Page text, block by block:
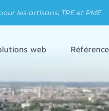
les artisans, TPE et PME
web